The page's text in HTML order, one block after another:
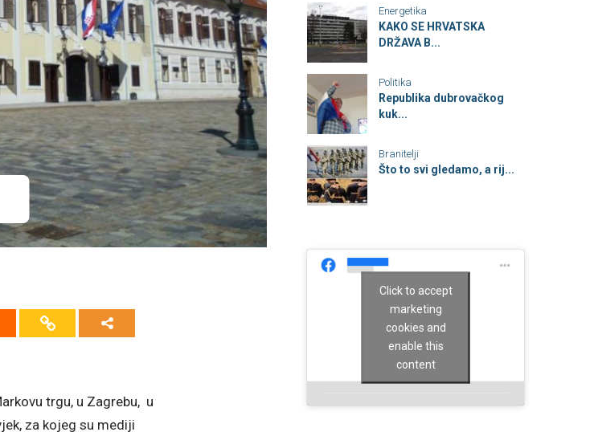
trgu, u Zagrebu, u
za kojeg su mediji
Energetika
KAKO SE HRVATSKA
DRŽAVA B...
Politika
Republika dubrovačkog
kuk...
Branitelji
Što to svi gledamo, a rij...
Click to accept
marketing
cookies and
enable this
content